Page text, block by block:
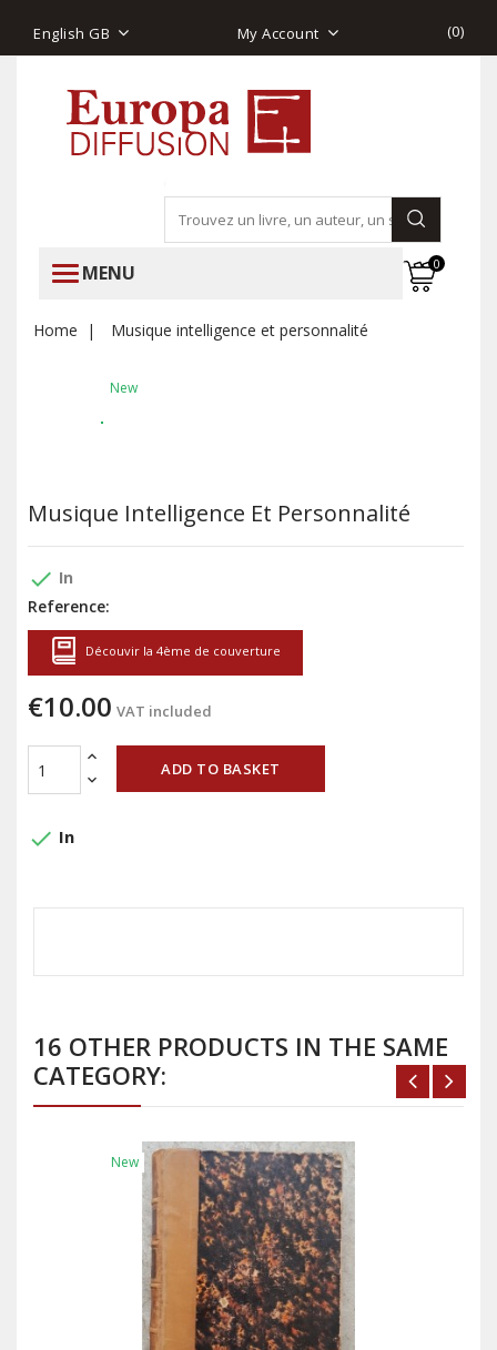
English GB My Account (0)
MENU 0
Home Musique intelligence et personnalité
New
Musique Intelligence Et Personnalité
done In
Reference:
Découvir la 4ème de couverture
€10.00 VAT included
ADD TO BASKET
done In
16 OTHER PRODUCTS IN THE SAME
CATEGORY:
New